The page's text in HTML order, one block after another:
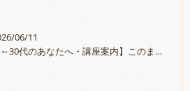
06/11
【20～30代のあなたへ・講座案内】このままでいいのかな？と思ったら「自分の＜大切にしたいこと＞と＜強み＞を知って、満足度100％のキャリアを手に入れる」